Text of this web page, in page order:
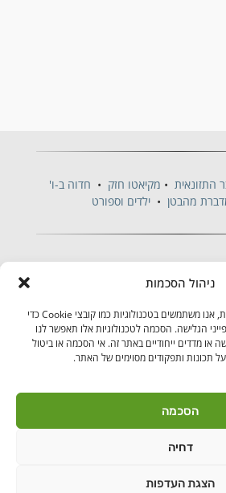
ניהול הסכמות
כדי לספק חוויית משתמש מיטבית, אנו משתמשים בטכנולוגיות כמו קובצי Cookie כדי
הגלישה. הסכמה לטכנולוגיות אלו תאפשר לנו
או מדדים ייחודיים באתר זה. אי הסכמה או ביטול
תכונות ותפקודים מסוימים של האתר.
הסכמה
דחיה
הצגת העדפות
התזונאית • מקיאטו חזק • חדוה ב-ו'
מהבטן •ילדים וספורט